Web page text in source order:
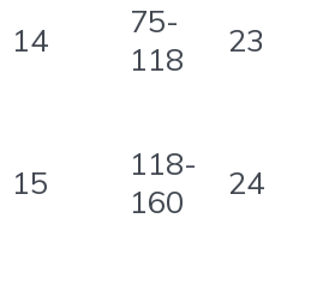
14
75-
118
23
15
118-
160
24